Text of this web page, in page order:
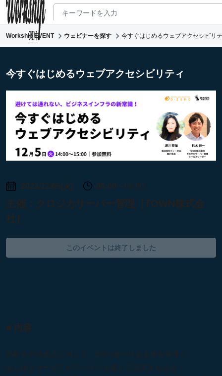
新着ウェビナー
コワーキング
Workship EVENT ウェビナーを探す 今すぐはじめるウェブアクセシビリ
今すぐはじめるウェブアクセシビリティ
2023/12/05(火) 〜06:00
主催：
クロジカサーバー管理［TOWN株式会
社］
このイベントは終了しました
■ 内容
高齢化や法改正に加えて、DXの波が社会全体を変革し、
あらゆるサービスがデジタルを通じて提供される今、